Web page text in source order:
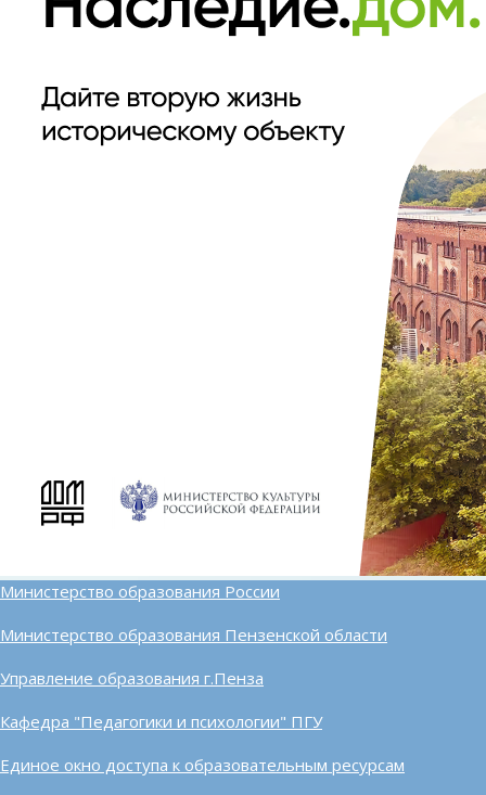
Министерство образования России
Министерство образования Пензенской области
Управление образования г.Пенза
Кафедра "Педагогики и психологии" ПГУ
Единое окно доступа к образовательным ресурсам